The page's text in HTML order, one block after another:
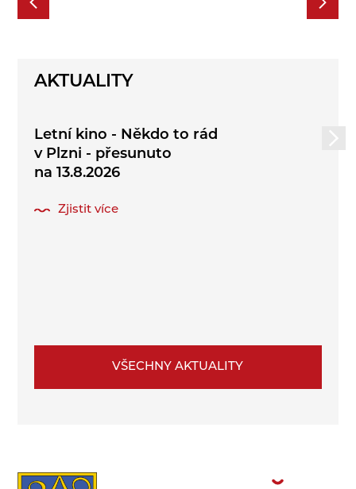
AKTUALITY
Letní kino - Někdo to rád
v Plzni - přesunuto
na 13.8.2026
Zjistit více
VŠECHNY AKTUALITY